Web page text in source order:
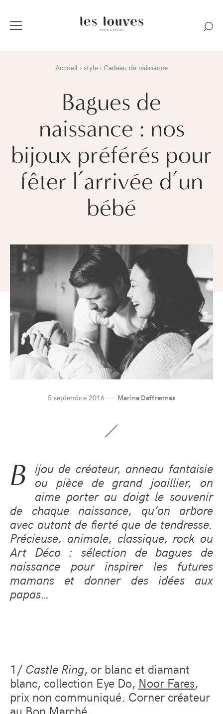
Accueil style Cadeau de naissance
Bagues de
naissance : nos
bijoux préférés pour
fêter l’arrivée d’un
bébé
5 septembre 2016 Marine Deffrennes
B
ijou de créateur, anneau fantaisie
ou pièce de grand joaillier, on
aime porter au doigt le souvenir
de chaque naissance, qu’on arbore
avec autant de fierté que de tendresse.
Précieuse, animale, classique, rock ou
Art Déco : sélection de bagues de
naissance pour inspirer les futures
mamans et donner des idées aux
papas…
1/ Castle Ring, or blanc et diamant
blanc, collection Eye Do, Noor Fares,
prix non communiqué. Corner créateur
au Bon Marché.